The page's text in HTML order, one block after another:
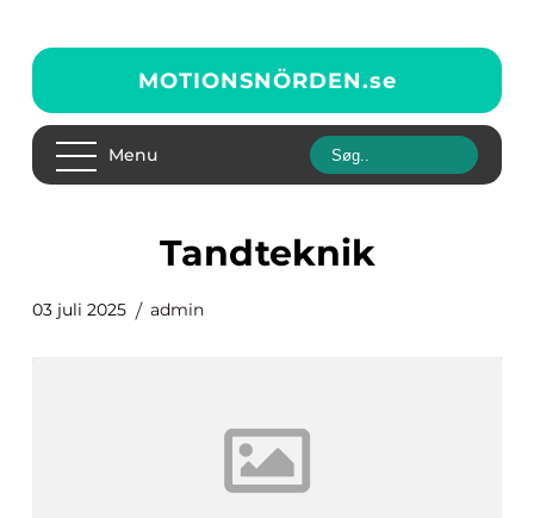
MOTIONSNÖRDEN.se
Menu
tandteknik
03 juli 2025 admin